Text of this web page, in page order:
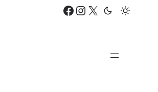
Facebook Instagram X